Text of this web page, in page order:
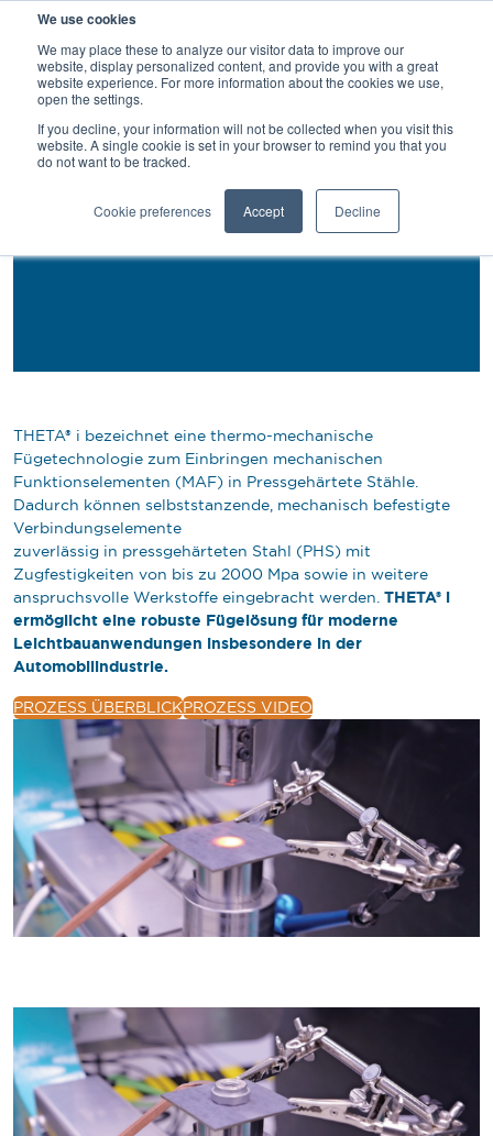
We use cookies
We may place these to analyze our visitor data to improve our
website, display personalized content, and provide you with a great
website experience. For more information about the cookies we use,
open the settings.
If you decline, your information will not be collected when you visit this
website. A single cookie is set in your browser to remind you that you
do not want to be tracked.
Cookie preferences Accept Decline
THETA® i Technologie
Thermo-mechanisches Fügen mechanischer
THETA® i bezeichnet eine thermo-mechanische
Fügetechnologie zum Einbringen mechanischen
Funktionselementen (MAF) in Pressgehärtete Stähle.
Dadurch können selbststanzende, mechanisch befestigte
Verbindungselemente
zuverlässig in pressgehärteten Stahl (PHS) mit
Zugfestigkeiten von bis zu 2000 Mpa sowie in weitere
anspruchsvolle Werkstoffe eingebracht werden. THETA® i
ermöglicht eine robuste Fügelösung für moderne
Leichtbauanwendungen insbesondere in der
Automobilindustrie.
PROZESS ÜBERBLICKPROZESS VIDEO